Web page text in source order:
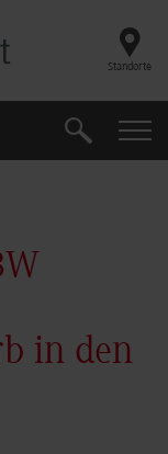
Standorte
Suche
in den